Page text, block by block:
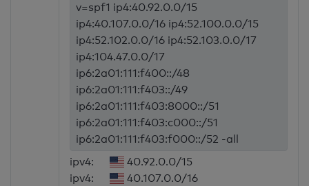
v=spf1 ip4:40.92.0.0/15
ip4:40.107.0.0/16 ip4:52.100.0.0/15
ip4:52.102.0.0/16 ip4:52.103.0.0/17
ip4:104.47.0.0/17
ip6:2a01:111:f400::/48
ip6:2a01:111:f403::/49
ip6:2a01:111:f403:8000::/51
ip6:2a01:111:f403:c000::/51
ip6:2a01:111:f403:f000::/52 -all
ipv4:
40.92.0.0/15
ipv4:
40.107.0.0/16